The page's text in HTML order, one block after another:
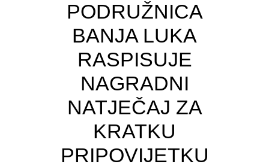
PODRUŽNICA
BANJA LUKA
RASPISUJE
NAGRADNI
NATJEČAJ ZA
KRATKU
PRIPOVIJETKU